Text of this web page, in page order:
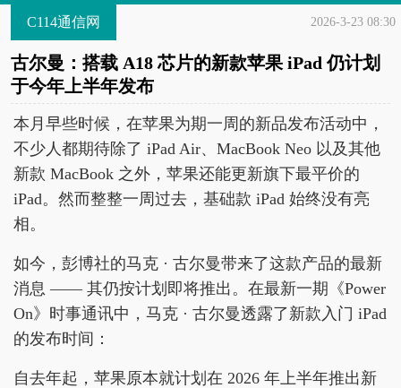
C114通信网 2026-3-23 08:30
古尔曼：搭载 A18 芯片的新款苹果 iPad 仍计划
于今年上半年发布
本月早些时候，在苹果为期一周的新品发布活动中，
不少人都期待除了 iPad Air、MacBook Neo 以及其他
新款 MacBook 之外，苹果还能更新旗下最平价的
iPad。然而整整一周过去，基础款 iPad 始终没有亮
相。
如今，彭博社的马克 · 古尔曼带来了这款产品的最新
消息 —— 其仍按计划即将推出。在最新一期《Power
On》时事通讯中，马克 · 古尔曼透露了新款入门 iPad
的发布时间：
自去年起，苹果原本就计划在 2026 年上半年推出新